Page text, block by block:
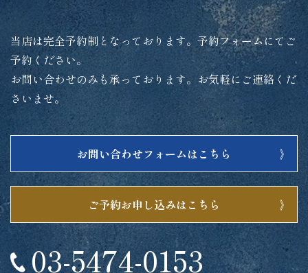
当店は完全予約制となっております。予約フォームにてご
予約ください。
お問い合わせのみも承っております。お気軽にご連絡くだ
さいませ。
お問い合わせフォームはこちら
ご予約お申し込みはこちら
03-5474-0153